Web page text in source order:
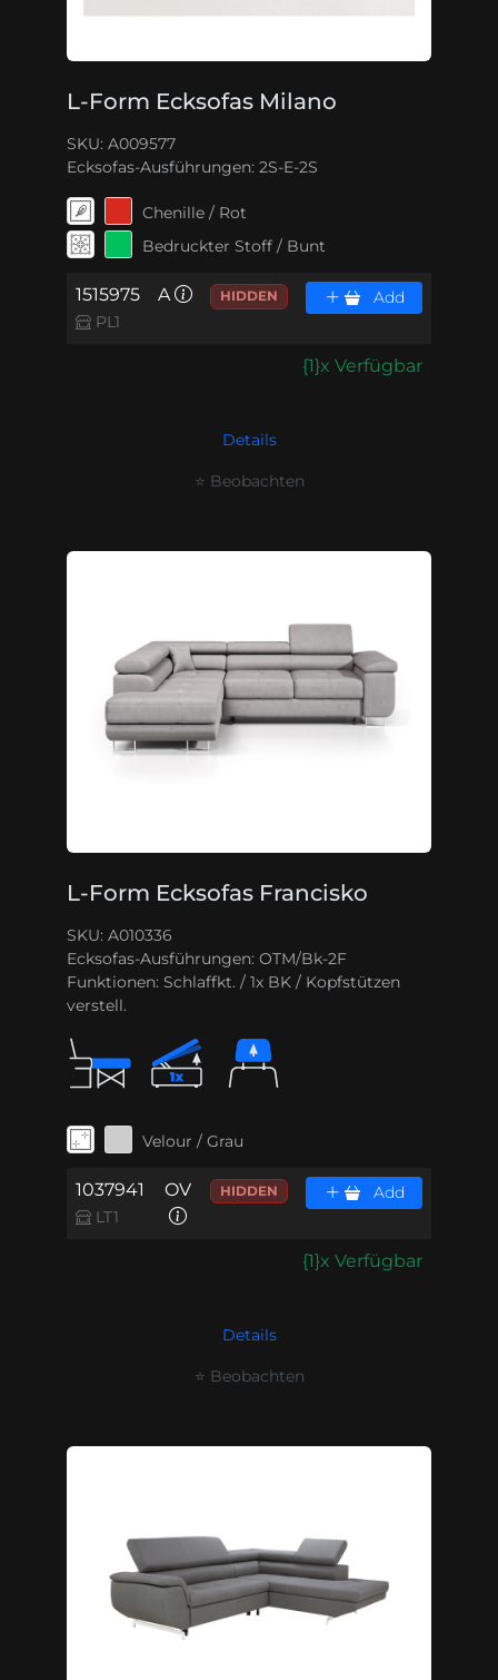
L-Form Ecksofas Milano
SKU: A009577
Ecksofas-Ausführungen: 2S-E-2S
Chenille / Rot
Bedruckter Stoff / Bunt
1515975
PL1
A HIDDEN Add
{1}x Verfügbar
Details
⭐ Beobachten
L-Form Ecksofas Francisko
SKU: A010336
Ecksofas-Ausführungen: OTM/Bk-2F
Funktionen: Schlaffkt. / 1x BK / Kopfstützen
verstell.
Velour / Grau
1037941
LT1
OV HIDDEN Add
{1}x Verfügbar
Details
⭐ Beobachten